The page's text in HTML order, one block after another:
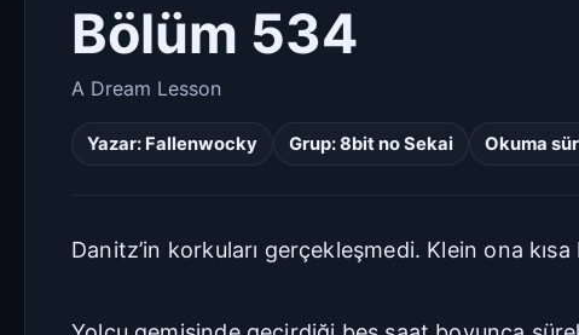
Bölüm 534
A Dream Lesson
Yazar: Fallenwocky Grup:8bit no Sekai Okuma
Danitz’in korkuları gerçekleşmedi. Klein ona